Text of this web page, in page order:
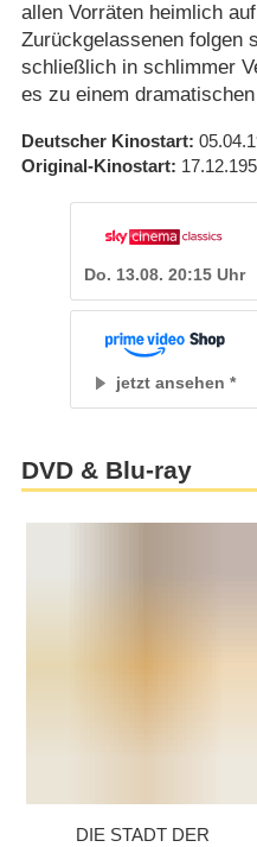
allen Vorräten heimlich
Zurückgelassenen folgen
schließlich in schlimmer
es zu einem
Deutscher Kinostart
Original-Kinostart
Do. 13.08. 20:15 Uhr
jetzt ansehen
DVD & Blu-ray
DIE STADT DER